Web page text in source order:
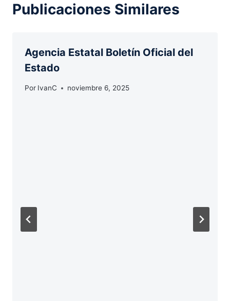
Publicaciones Similares
Agencia Estatal Boletín Oficial del
Estado
Por IvanC noviembre 6, 2025